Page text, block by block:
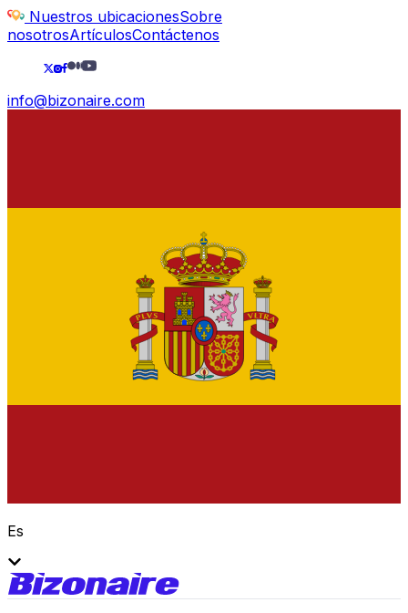
Nuestros ubicacionesSobre
nosotrosArtículosContáctenos
info@bizonaire.com
Es